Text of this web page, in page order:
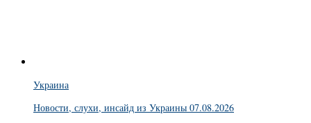
Украина
Новости, слухи, инсайд из Украины 07.08.2026